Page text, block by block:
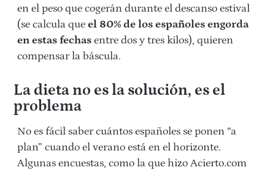
en el peso que cogerán durante el descanso estival
(se calcula que el 80% de los españoles engorda
en estas fechas entre dos y tres kilos), quieren
compensar la báscula.
La dieta no es la solución, es el
problema
No es fácil saber cuántos españoles se ponen “a
plan” cuando el verano está en el horizonte.
Algunas encuestas, como la que hizo Acierto.com